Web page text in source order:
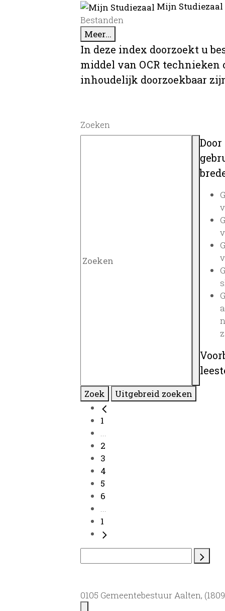
Mijn
Bestanden
Meer...
In deze index doorzoekt u
middel van OCR
inhoudelijk doorzoekbaar
Zoeken
Zoek Uitgebreid zoeken
1
...
2
3
4
5
6
...
1
0105 Gemeentebestuur Aalten,